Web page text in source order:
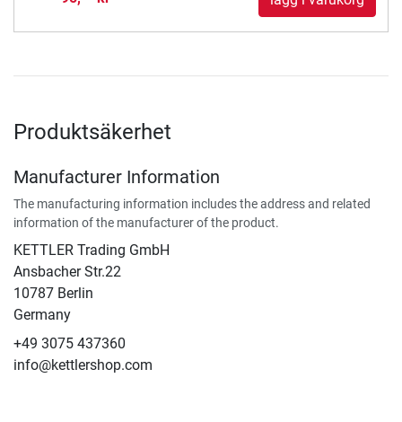
Produktsäkerhet
Manufacturer Information
The manufacturing information includes the address and related
information of the manufacturer of the product.
KETTLER Trading GmbH
Ansbacher Str.22
10787 Berlin
Germany
+49 3075 437360
info@kettlershop.com